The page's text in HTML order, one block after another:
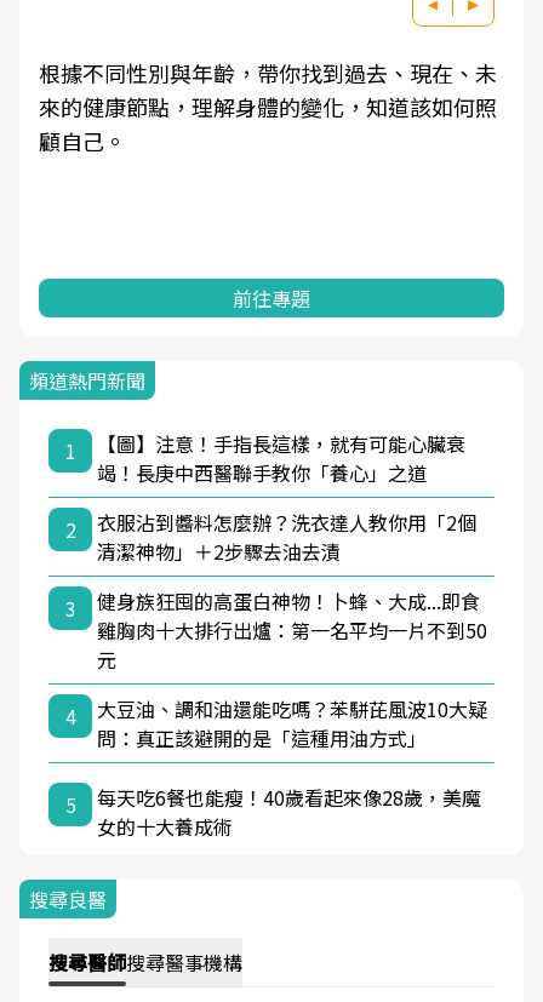
根據不同性別與年齡，帶你找到過去、現在、未
來的健康節點，理解身體的變化，知道該如何照
顧自己。
前往專題
頻道熱門新聞
1
【圖】注意！手指長這樣，就有可能心臟衰
竭！長庚中西醫聯手教你「養心」之道
2
衣服沾到醬料怎麼辦？洗衣達人教你用「2個
清潔神物」＋2步驟去油去漬
3
健身族狂囤的高蛋白神物！卜蜂、大成...即食
雞胸肉十大排行出爐：第一名平均一片不到50
元
4
大豆油、調和油還能吃嗎？苯駢芘風波10大疑
問：真正該避開的是「這種用油方式」
5
每天吃6餐也能瘦！40歲看起來像28歲，美魔
女的十大養成術
搜尋良醫
搜尋醫師搜尋醫事機構